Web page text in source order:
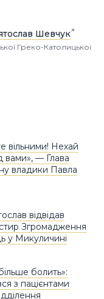
Шевчук
Греко-Католицької
вільними! Нехай
вами», — Глава
владики Павла
відвідав
Згромадження
у Микуличині
болить»:
з пацієнтами